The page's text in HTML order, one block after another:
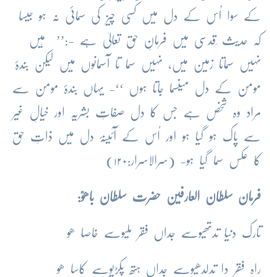
کے سوا اُس کے دل میں کسی چیز کی سمائی نہ ہو جیسا
کہ حدیث ِقدسی میں فرمانِ حق تعالیٰ ہے -:’’ مَیں
نہیں سماتا زمین میں، نہیں سما تا آسمانوں میں لیکن بندۂ
مومن کے دل میںسما جاتا ہوں ‘‘- یہاں بندۂ مومن سے
مراد وہ شخص ہے جس کا دل صفاتِ بشریہ اور خیالِ غیر
سے پاک ہو گیا ہو اور اُس کے آئینۂ دل میں ذاتِ حق
کا عکس سما گیا ہو- (سرالاسرار:۱۲۰)
فرمان سلطان العارفین حضرت سلطان باھوؒ:
تارک دنیا تدتھیوسے جداں فقر ملیوسے خاصا ھو
راہ فقر دا تدلدھیوسے جداں ہتھ پکڑیوسے کاسا ھو